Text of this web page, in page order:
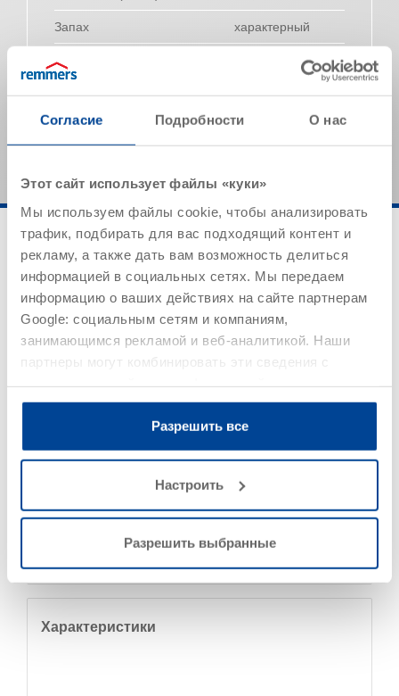
Согласие Подробности О нас
Этот сайт использует файлы «куки»
Мы используем файлы cookie, чтобы анализировать
трафик, подбирать для вас подходящий контент и
рекламу, а также дать вам возможность делиться
информацией в социальных сетях. Мы передаем
информацию о ваших действиях на сайте партнерам
Google: социальным сетям и компаниям,
занимающимся рекламой и веб-аналитикой. Наши
партнеры могут комбинировать эти сведения с
данными, которые они получили при использовании
Разрешить все
Настроить
Разрешить выбранные
Запах характерный
Вязкость ~ 2300 мПа·с
Указанные значения представляют собой типичные
характеристики продукта и не могут рассматриваться
Область применения
лиственница и дуб)
линейных размеров (например, окна и двери)
Промежуточное покрытие для кроющих и
прозрачных систем
Характеристики